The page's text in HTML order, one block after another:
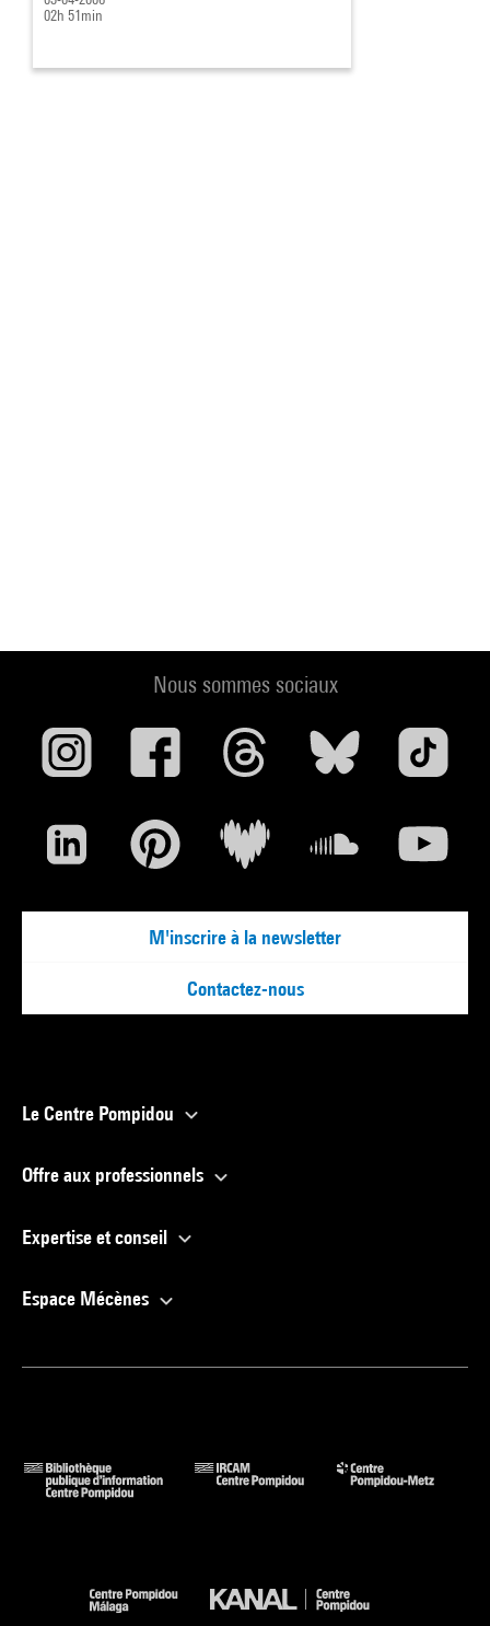
02h 51min
Nous sommes sociaux
M'inscrire à la newsletter
Contactez-nous
Le Centre Pompidou
Offre aux professionnels
Expertise et conseil
Espace Mécènes